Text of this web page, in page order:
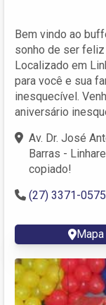
Bem vindo ao
sonho de ser
Localizado em
para você e sua
inesquecível.
aniversário
Av. Dr. José
Barras -
copiado!
(27) 3371-0575
Mapa